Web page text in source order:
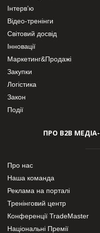
Інтерв’ю
Відео-тренінги
Світовий досвід
Інновації
Маркетинг&Продажі
Закупки
Логістика
Закон
Події
ПРО В2В МЕДІА-
Про нас
Наша команда
Реклама на порталі
Тренінговий центр
Конференції TradeMaster
Національні Премії